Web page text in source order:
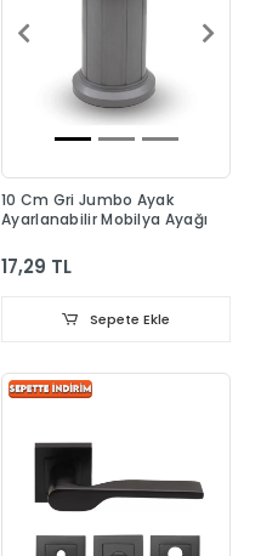
10 Cm Gri Jumbo Ayak
Ayarlanabilir Mobilya Ayağı
17,29 TL
Sepete Ekle